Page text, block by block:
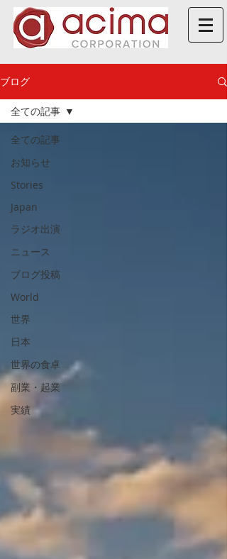
ブログ
全ての記事
お知らせ
Stories
Japan
ラジオ出演
ニュース
ブログ投稿
World
世界
日本
世界の食卓
副業・起業
実績
全ての記事